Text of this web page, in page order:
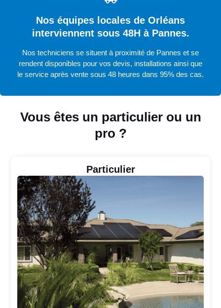
Vous êtes un particulier ou un
pro ?
Particulier
Nos équipes locales de Orléans
interviennent sous 48H à Pannes.
Nos techniciens se situent à proximité de Pannes et se
rendent disponibles pour vos devis, installations ainsi que
le service après vente sous 48 heures dans 95% des cas.